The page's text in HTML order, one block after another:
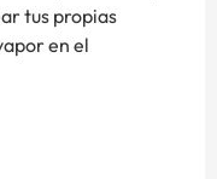
tus propias
en el